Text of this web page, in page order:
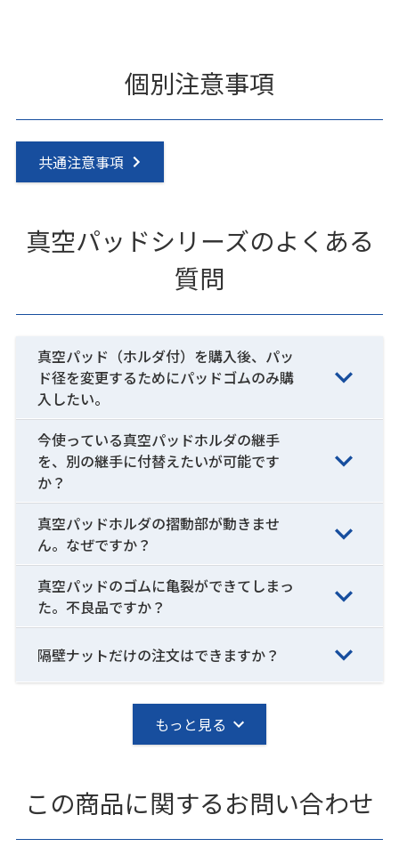
個別注意事項
共通注意事項
真空パッドシリーズのよくある
質問
真空パッド（ホルダ付）を購入後、パッ
ド径を変更するためにパッドゴムのみ購
入したい。
今使っている真空パッドホルダの継手
を、別の継手に付替えたいが可能です
か？
真空パッドホルダの摺動部が動きませ
ん。なぜですか？
真空パッドのゴムに亀裂ができてしまっ
た。不良品ですか？
隔壁ナットだけの注文はできますか？
もっと見る
この商品に関するお問い合わせ